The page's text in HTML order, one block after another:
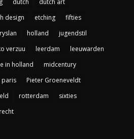
dutch
dutch art
design etching
fifties
holland
jugendstil
verzuu leerdam
leeuwarden
in holland
midcentury
paris
Pieter Groeneveldt
rotterdam
sixties